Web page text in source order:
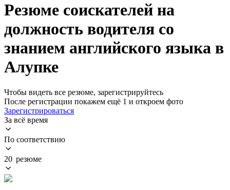
Резюме соискателей на
должность водителя со
знанием английского языка в
Алупке
Чтобы видеть все резюме, зарегистрируйтесь
После регистрации покажем ещё 1 и откроем фото
Зарегистрироваться
За всё время
По соответствию
20 резюме